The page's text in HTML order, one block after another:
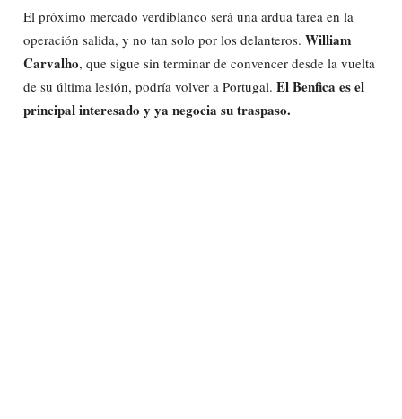
El próximo mercado verdiblanco será una ardua tarea en la
operación salida, y no tan solo por los delanteros. William
Carvalho, que sigue sin terminar de convencer desde la vuelta
de su última lesión, podría volver a Portugal. El Benfica es el
principal interesado y ya negocia su traspaso.